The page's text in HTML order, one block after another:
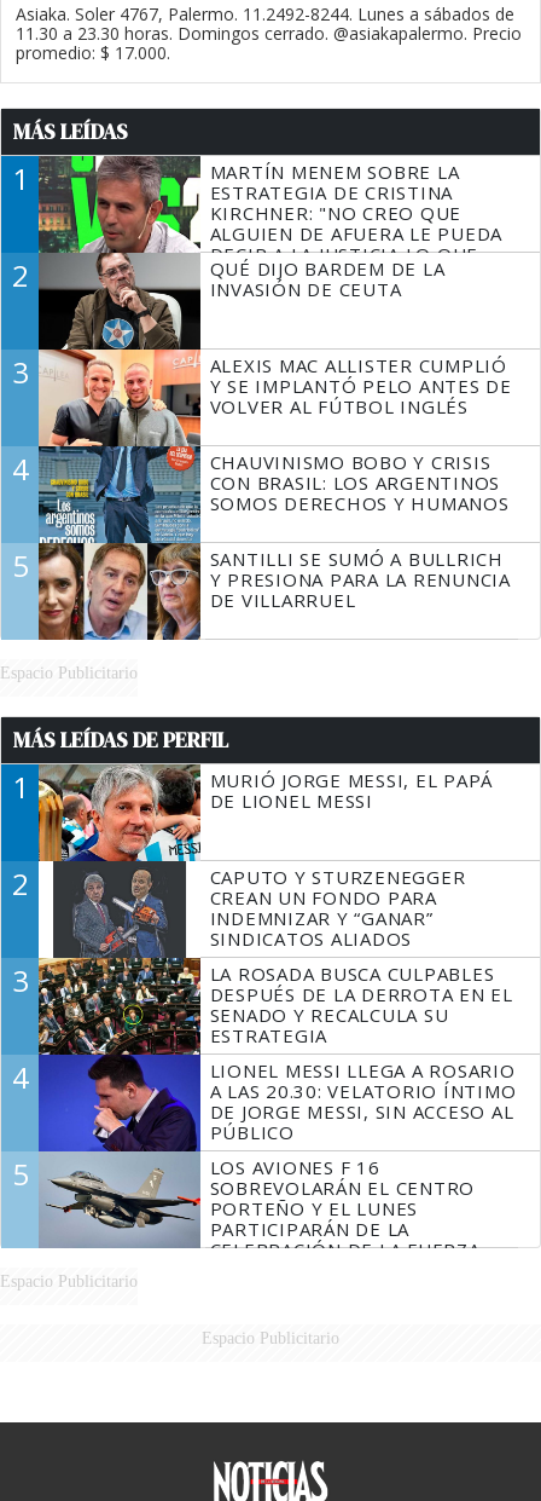
Asiaka. Soler 4767, Palermo. 11.2492-8244. Lunes a sábados de
11.30 a 23.30 horas. Domingos cerrado. @asiakapalermo. Precio
promedio: $ 17.000.
MÁS LEÍDAS
1
MARTÍN MENEM SOBRE LA
ESTRATEGIA DE CRISTINA
KIRCHNER: "NO CREO QUE
ALGUIEN DE AFUERA LE PUEDA
DECIR A LA JUSTICIA LO QUE
TIENE QUE HACER"
2
QUÉ DIJO BARDEM DE LA
INVASIÓN DE CEUTA
3
ALEXIS MAC ALLISTER CUMPLIÓ
Y SE IMPLANTÓ PELO ANTES DE
VOLVER AL FÚTBOL INGLÉS
4
CHAUVINISMO BOBO Y CRISIS
CON BRASIL: LOS ARGENTINOS
SOMOS DERECHOS Y HUMANOS
5
SANTILLI SE SUMÓ A BULLRICH
Y PRESIONA PARA LA RENUNCIA
DE VILLARRUEL
Espacio Publicitario
MÁS LEÍDAS DE PERFIL
1
MURIÓ JORGE MESSI, EL PAPÁ
DE LIONEL MESSI
2
CAPUTO Y STURZENEGGER
CREAN UN FONDO PARA
INDEMNIZAR Y “GANAR”
SINDICATOS ALIADOS
3
LA ROSADA BUSCA CULPABLES
DESPUÉS DE LA DERROTA EN EL
SENADO Y RECALCULA SU
ESTRATEGIA
4
LIONEL MESSI LLEGA A ROSARIO
A LAS 20.30: VELATORIO ÍNTIMO
DE JORGE MESSI, SIN ACCESO AL
PÚBLICO
5
LOS AVIONES F 16
SOBREVOLARÁN EL CENTRO
PORTEÑO Y EL LUNES
PARTICIPARÁN DE LA
CELEBRACIÓN DE LA FUERZA
Espacio Publicitario
Espacio Publicitario